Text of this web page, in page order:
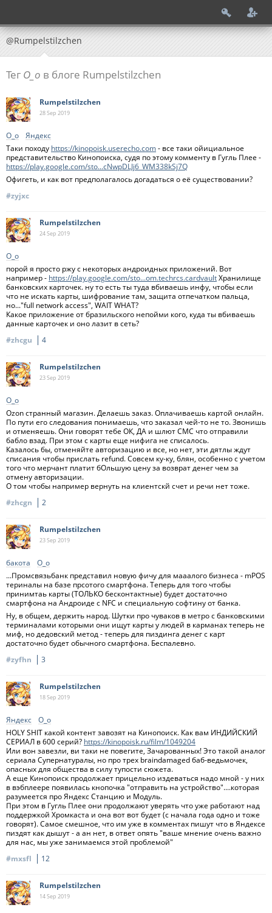
@Rumpelstilzchen
Тег О_о в блоге Rumpelstilzchen
Rumpelstilzchen
28 Sep 2019
О_о
Яндекс
Таки походу https://kinopoisk.userecho.com- все таки ойициальное
представительство Кинопоиска, судя по этому комменту в Гугль Плее -
https://play.google.com/sto...cNwpDLJj6_WM338kSj7Q
Офигеть, и как вот предполагалось догадаться о её существовании?
#zyjxc
Rumpelstilzchen
24 Sep 2019
О_о
порой я просто ржу с некоторых андроидных приложений. Вот
например - https://play.google.com/sto...om.techrcs.cardvaultХранилище
банковских карточек. ну то есть ты туда вбиваешь инфу, чтобы если
что не искать карты, шифрование там, защита отпечатком пальца,
но..."full network access", WAIT WHAT?
Какое приложение от бразильского непойми кого, куда ты вбиваешь
данные карточек и оно лазит в сеть?
#zhcgu
4
Rumpelstilzchen
23 Sep 2019
О_о
Ozon странный магазин. Делаешь заказ. Оплачиваешь картой онлайн.
По пути его следования понимаешь, что заказал чей-то не то. Звонишь
и отменяешь. Они говорят тебе ОК, ДА и шлют СМС что отправили
бабло взад. При этом с карты еще нифига не списалось.
Казалось бы, отменяйте авторизацию и все, но нет, эти дятлы ждут
списания чтобы прислать refund. Совсем ку-ку, блян, особенно с учетом
того что мерчант платит бОльшую цену за возврат денег чем за
отмену авторизации.
О том чтобы например вернуть на клиентскй счет и речи нет тоже.
#zhcgn
2
Rumpelstilzchen
23 Sep 2019
бакота
О_о
...Промсвязьбанк представил новую фичу для мааалого бизнеса - mPOS
териналы на базе прсотого смартфона. Теперь для того чтобы
принимтаь карты (ТОЛЬКО бесконтактные) будет достаточно
смартфона на Андроиде с NFC и специальную софтину от банка.
Ну, в общем, держить народ. Шутки про чуваков в метро с банковскими
терминалами которыми они ищут карты у людей в карманах теперь не
миф, но дедовский метод - теперь для пиздинга денег с карт
достаточно будет обычного смартфона. Беспалевно.
#zyfhn
3
Rumpelstilzchen
18 Sep 2019
Яндекс
О_о
HOLY SHIT какой контент завозят на Кинопоиск. Как вам ИНДИЙСКИЙ
СЕРИАЛ в 600 серий? https://kinopoisk.ru/film/1049204
Или вон завезли, ви таки не повегите, Зачарованных! Это такой аналог
сериала Супернатуралы, но про трех braindamaged баб-ведьмочек,
опасных для общества в силу тупости сюжета.
А еще Кинопоиск продолжает прицельно издеваться надо мной - у них
в вэбплеере появилась кнопочка "отправить на устройство"....которая
разумеется про Яндекс Станцию и Модуль.
При этом в Гугль Плее они продолжают уверять что уже работают над
поддержкой Хромкаста и она вот вот будет (с начала года одно и тоже
говорят). Самое смешное, что им уже в комментах пишут что в Яндексе
пиздят как дышут - а ан нет, в ответ опять "ваше мнение очень важно
для нас, мы уже занимаемся этой проблемой"
#mxsfl
12
Rumpelstilzchen
14 Sep 2019